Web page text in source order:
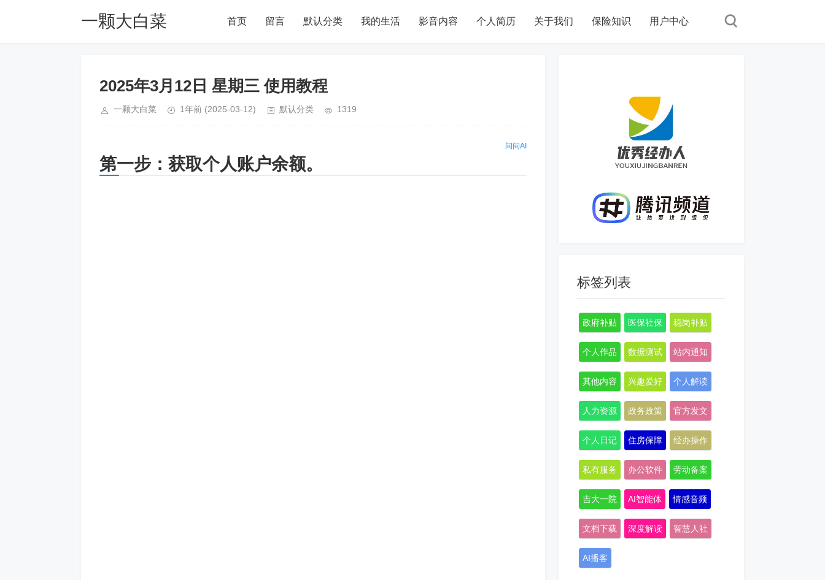
一颗大白菜 首页 留言 默认分类 我的生活 影音内容 个人简历 关于我们 保险知识 用户中心
2025年3月12日 星期三 使用教程
一颗大白菜 1年前 (2025-03-12) 默认分类 1319
问问AI
第一步：获取个人账户余额。
标签列表
政府补贴 医保社保 稳岗补贴
个人作品 数据测试 站内通知
其他内容 兴趣爱好 个人解读
人力资源 政务政策 官方发文
个人日记 住房保障 经办操作
私有服务 办公软件 劳动备案
吉大一院 AI智能体 情感音频
文档下载 深度解读 智慧人社
AI播客